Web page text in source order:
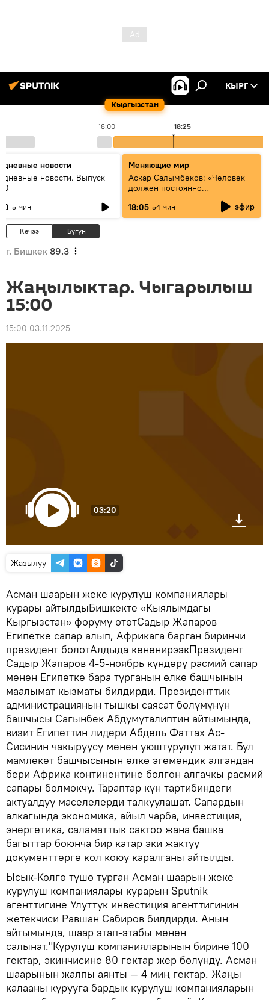
Кыргызстан
КЫРГ
18:00 18:25
новости
новости. Выпуск
5 мин
Меняющие мир
Аскар Салымбеков: «Человек
должен постоянно
18:05 54 мин эфир
Кечээ Бүгүн
г. Бишкек 89.3
Жаңылыктар. Чыгарылыш
15:00
15:00 03.11.2025
03:20
Жазылуу
Асман шаарын жеке курулуш компаниялары
курары айтылдыБишкекте «Кыялымдагы
Кыргызстан» форуму өтөтСадыр Жапаров
Египетке сапар алып, Африкага барган биринчи
президент болотАлдыда кененирээкПрезидент
Садыр Жапаров 4-5-ноябрь күндөрү расмий сапар
менен Египетке бара турганын өлкө башчынын
маалымат кызматы билдирди. Президенттик
администрациянын тышкы саясат бөлүмүнүн
башчысы Сагынбек Абдумуталиптин айтымында,
визит Египеттин лидери Абдель Фаттах Ас-
Сисинин чакыруусу менен уюштурулуп жатат. Бул
мамлекет башчысынын өлкө эгемендик алгандан
бери Африка континентине болгон алгачкы расмий
сапары болмокчу. Тараптар күн тартибиндеги
актуалдуу маселелерди талкуулашат. Сапардын
алкагында экономика, айыл чарба, инвестиция,
энергетика, саламаттык сактоо жана башка
багыттар боюнча бир катар эки жактуу
документтерге кол коюу каралганы айтылды.
Ысык-Көлгө түшө турган Асман шаарын жеке
курулуш компаниялары курарын Sputnik
агенттигине Улуттук инвестиция агенттигинин
жетекчиси Равшан Сабиров билдирди. Анын
айтымында, шаар этап-этабы менен
салынат."Курулуш компанияларынын бирине 100
гектар, экинчисине 80 гектар жер бөлүндү. Асман
шаарынын жалпы аянты — 4 миң гектар. Жаңы
калааны курууга бардык курулуш компанияларын